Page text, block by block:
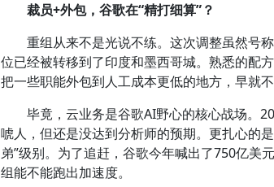
裁员+外包，谷歌在“精打细算”？
重组从来不是光说不练。这次调整虽然号称
位已经被转移到了印度和墨西哥城。熟悉的配
把一些职能外包到人工成本更低的地方，早就
毕竟，云业务是谷歌AI野心的核心战场。
唬人，但还是没达到分析师的预期。更扎心的
弟”级别。为了追赶，谷歌今年喊出了750亿美
组能不能跑出加速度。